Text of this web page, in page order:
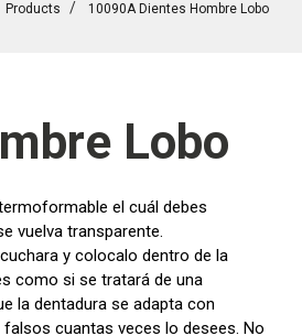
Products 10090A Dientes Hombre Lobo
Lobo
el cuál debes
vuelva transparente.
y colocalo dentro de la
como si se tratará de una
la dentadura se adapta con
cuantas veces lo desees. No